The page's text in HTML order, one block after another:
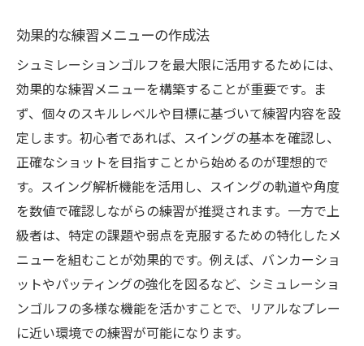
メリット
雨天時の練習を可能にする環境作り
四季を問わず楽しめるゴルフ
極端な気温でも快適な練習法
インドアゴルフの意外な利点
天候を気にせずプレーする心理的効果
天候不良時の練習効果を高める方法
シュミレーションゴルフで効率よく上達するた
めのポイント
目標設定と進捗管理法
フィードバックを活かした練習改善
タイムマネジメントの工夫
効果的な練習メニューの作成法
シュミレーションゴルフを最大限に活用するためには、
効果的な練習メニューを構築することが重要です。ま
ず、個々のスキルレベルや目標に基づいて練習内容を設
定します。初心者であれば、スイングの基本を確認し、
正確なショットを目指すことから始めるのが理想的で
す。スイング解析機能を活用し、スイングの軌道や角度
を数値で確認しながらの練習が推奨されます。一方で上
級者は、特定の課題や弱点を克服するための特化したメ
ニューを組むことが効果的です。例えば、バンカーショ
ットやパッティングの強化を図るなど、シミュレーショ
ンゴルフの多様な機能を活かすことで、リアルなプレー
に近い環境での練習が可能になります。